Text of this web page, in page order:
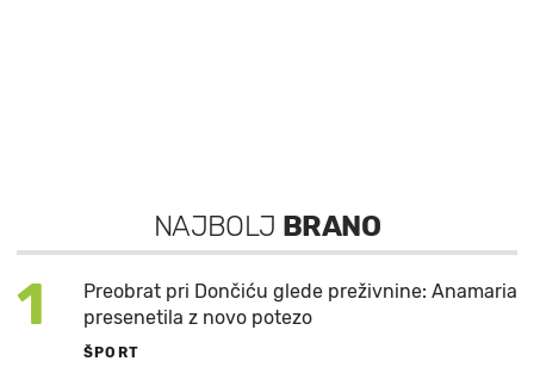
NAJBOLJ BRANO
1
Preobrat pri Dončiću glede preživnine: Anamaria
presenetila z novo potezo
ŠPORT